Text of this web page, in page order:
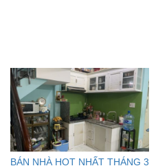
BÁN NHÀ HOT NHẤT THÁNG 3